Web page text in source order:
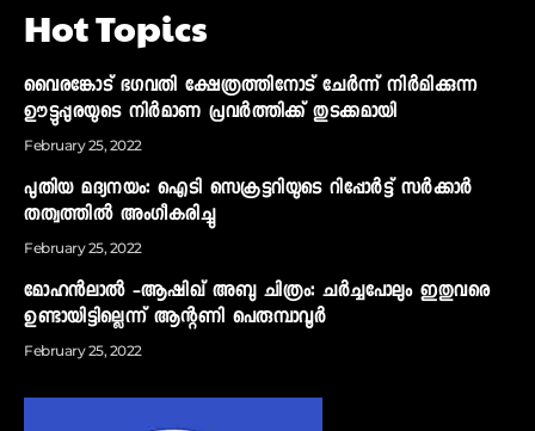
Hot Topics
വൈരങ്കോട് ഭഗവതി ക്ഷേത്രത്തിനോട് ചേര്‍ന്ന് നിര്‍മിക്കുന്ന
ഊട്ടുപ്പുരയുടെ നിര്‍മാണ പ്രവര്‍ത്തിക്ക് തുടക്കമായി
February 25, 2022
പുതിയ മദ്യനയം: ഐടി സെക്രട്ടറിയുടെ റിപ്പോര്‍ട്ട് സര്‍ക്കാര്‍
തത്വത്തില്‍ അംഗീകരിച്ചു
February 25, 2022
മോഹന്‍ലാല്‍ -ആഷിഖ് അബു ചിത്രം: ചര്‍ച്ചപോലും ഇതുവരെ
ഉണ്ടായിട്ടില്ലെന്ന് ആന്റണി പെരുമ്പാവൂര്‍
February 25, 2022